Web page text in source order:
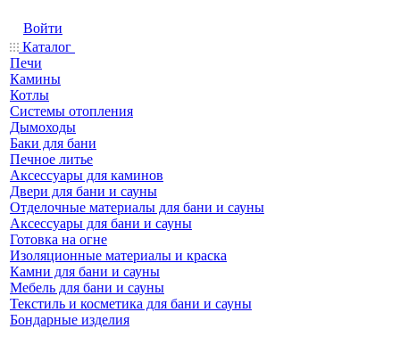
Войти
Каталог
Печи
Камины
Котлы
Системы отопления
Дымоходы
Баки для бани
Печное литье
Аксессуары для каминов
Двери для бани и сауны
Отделочные материалы для бани и сауны
Аксессуары для бани и сауны
Готовка на огне
Изоляционные материалы и краска
Камни для бани и сауны
Мебель для бани и сауны
Текстиль и косметика для бани и сауны
Бондарные изделия